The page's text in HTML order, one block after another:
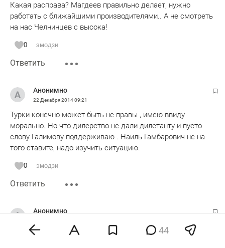
Какая расправа? Магдеев правильно делает, нужно
работать с ближайшими производителями.. А не смотреть
на нас Челнинцев с высока!
0 эмодзи
Ответить
Анонимно
22 Декабря 201409:21
Турки конечно может быть не правы , имею ввиду
морально. Но что дилерство не дали дилетанту и пусто
слову Галимову поддерживаю . Наиль Гамбарович не на
того ставите, надо изучить ситуацию.
0 эмодзи
Ответить
Анонимно
ООО "Кастамону Интегрейтед вуд Индастри" получило
44